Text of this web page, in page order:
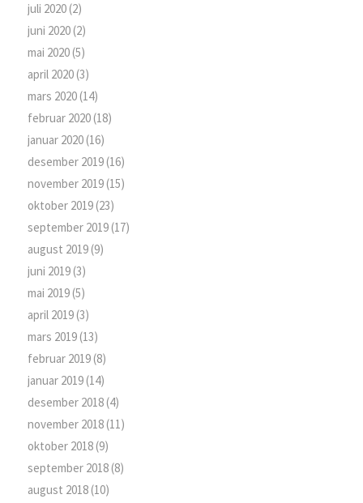
juli 2020(2)
juni 2020(2)
mai 2020(5)
april 2020(3)
mars 2020(14)
februar 2020(18)
januar 2020(16)
desember 2019(16)
november 2019(15)
oktober 2019(23)
september 2019(17)
august 2019(9)
juni 2019(3)
mai 2019(5)
april 2019(3)
mars 2019(13)
februar 2019(8)
januar 2019(14)
desember 2018(4)
november 2018(11)
oktober 2018(9)
september 2018(8)
august 2018(10)